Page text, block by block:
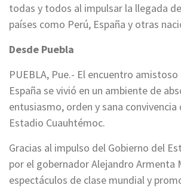
todas y todos al impulsar la llegada
países como Perú, España y otras
Desde Puebla
​PUEBLA, Pue.- El encuentro
España se vivió en un ambiente de
entusiasmo, orden y sana
Estadio Cuauhtémoc.
Gracias al impulso del Gobierno del
por el gobernador Alejandro Armenta
espectáculos de clase mundial y